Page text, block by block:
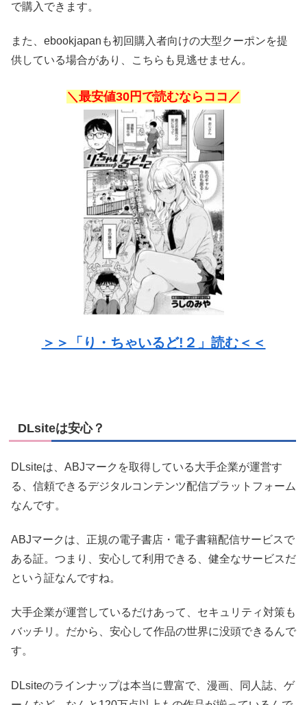
で購入できます。
また、ebookjapanも初回購入者向けの大型クーポンを提
供している場合があり、こちらも見逃せません。
＼最安値30円で読むならココ／
＞＞「り・ちゃいるど!２」読む＜＜
DLsiteは安心？
DLsiteは、ABJマークを取得している大手企業が運営す
る、信頼できるデジタルコンテンツ配信プラットフォーム
なんです。
ABJマークは、正規の電子書店・電子書籍配信サービスで
ある証。つまり、安心して利用できる、健全なサービスだ
という証なんですね。
大手企業が運営しているだけあって、セキュリティ対策も
バッチリ。だから、安心して作品の世界に没頭できるんで
す。
DLsiteのラインナップは本当に豊富で、漫画、同人誌、ゲ